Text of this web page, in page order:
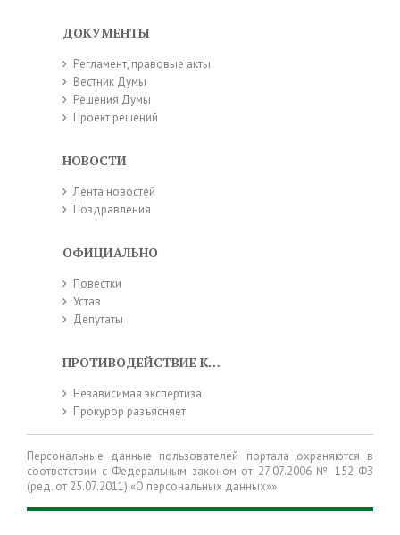
ДОКУМЕНТЫ
Регламент, правовые акты
Вестник Думы
Решения Думы
Проект решений
НОВОСТИ
Лента новостей
Поздравления
ОФИЦИАЛЬНО
Повестки
Устав
Депутаты
ПРОТИВОДЕЙСТВИЕ КОРРУПЦИИ
Независимая экспертиза
Прокурор разъясняет
Персональные данные пользователей портала охраняются в
соответствии с Федеральным законом от 27.07.2006 № 152-ФЗ
(ред. от 25.07.2011) «О персональных данных»»